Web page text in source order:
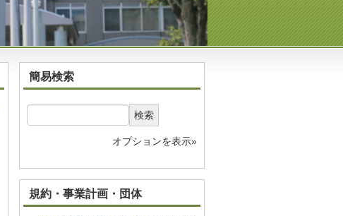
簡易検索
検索
オプションを表示»
規約・事業計画・団体